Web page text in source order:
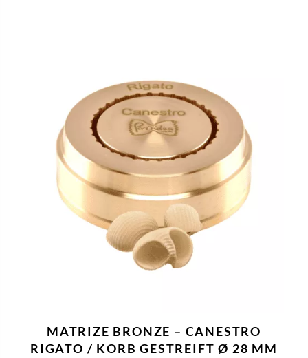
MATRIZE BRONZE – CANESTRO
RIGATO / KORB GESTREIFT Ø 28 MM